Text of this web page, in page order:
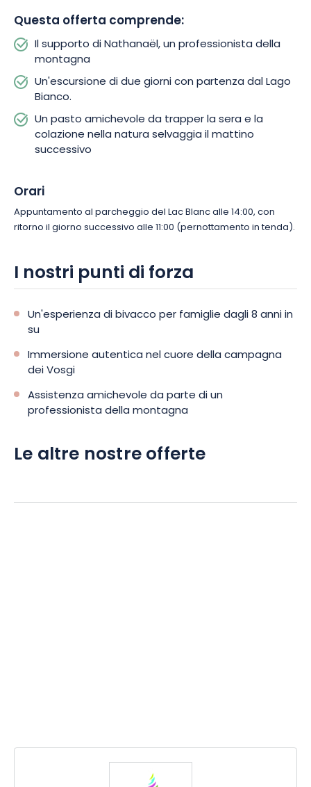
partecipanti al rispetto della natura e alle buone pratiche in
ambiente montano.
Questa avventura «chiavi in mano» include
l’accompagnamento professionale, la tenda, il materassino,
la lampada frontale, la cena e la colazione. Un’esperienza
semplice, coinvolgente e rigenerante per creare ricordi
indimenticabili in famiglia.
Questa offerta comprende:
Il supporto di Nathanaël, un professionista della
montagna
Un'escursione di due giorni con partenza dal Lago
Bianco.
Un pasto amichevole da trapper la sera e la
colazione nella natura selvaggia il mattino
successivo
Orari
Appuntamento al parcheggio del Lac Blanc alle 14:00, con
ritorno il giorno successivo alle 11:00 (pernottamento in tenda).
I nostri punti di forza
Un'esperienza di bivacco per famiglie dagli 8 anni in
su
Immersione autentica nel cuore della campagna
dei Vosgi
Assistenza amichevole da parte di un
professionista della montagna
Le altre nostre offerte